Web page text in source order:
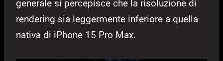
generale si percepisce che la risoluzione di
rendering sia leggermente inferiore a quella
nativa di iPhone 15 Pro Max.